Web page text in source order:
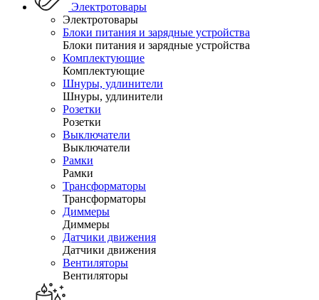
Электротовары
Электротовары
Блоки питания и зарядные устройства
Блоки питания и зарядные устройства
Комплектующие
Комплектующие
Шнуры, удлинители
Шнуры, удлинители
Розетки
Розетки
Выключатели
Выключатели
Рамки
Рамки
Трансформаторы
Трансформаторы
Диммеры
Диммеры
Датчики движения
Датчики движения
Вентиляторы
Вентиляторы